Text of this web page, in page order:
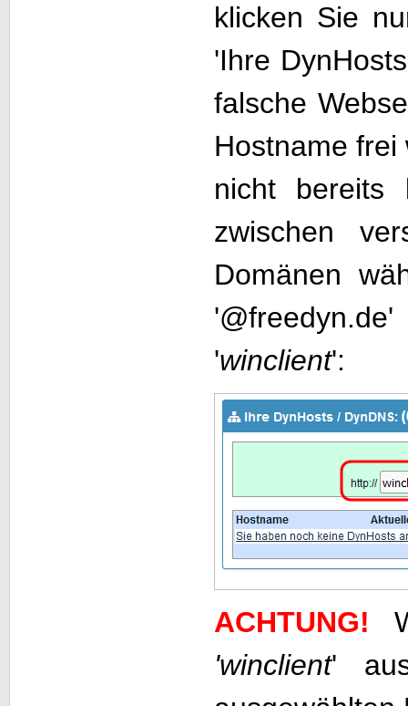
klicken Sie
'Ihre
falsche
Hostname
nicht bereits
zwischen
Domänen
'winclient':
ACHTUNG!
'winclient'